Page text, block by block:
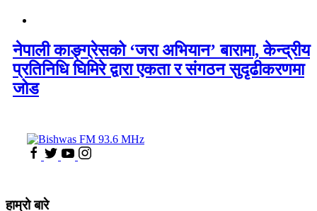
नेपाली काङ्ग्रेसको ‘जरा अभियान’ बारामा, केन्द्रीय
प्रतिनिधि घिमिरे द्वारा एकता र संगठन सुदृढीकरणमा
जोड
हाम्रो बारे